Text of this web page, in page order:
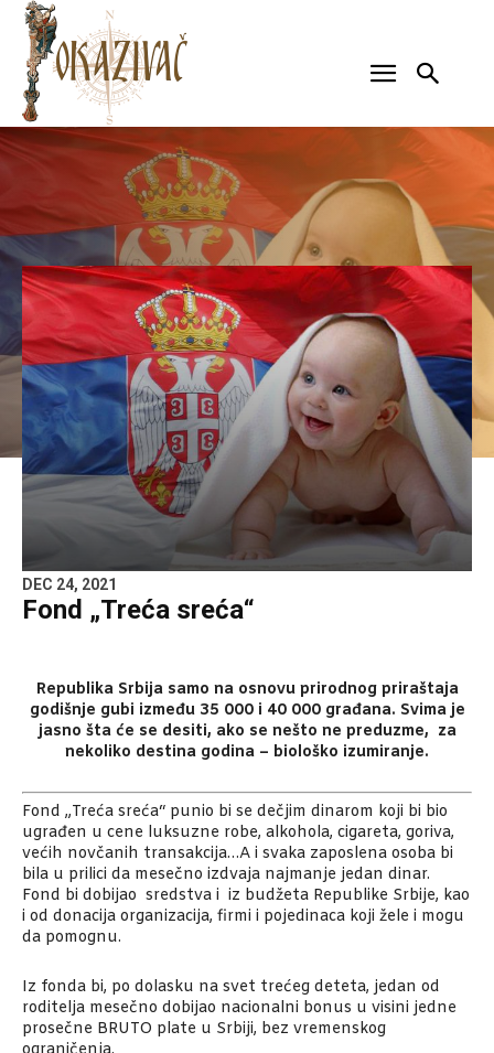
DEC 24, 2021
Fond „Treća sreća“
Republika Srbija samo na osnovu prirodnog priraštaja
godišnje gubi između 35 000 i 40 000 građana. Svima je
jasno šta će se desiti, ako se nešto ne preduzme, za
nekoliko destina godina – biološko izumiranje.
Fond „Treća sreća“ punio bi se dečjim dinarom koji bi bio
ugrađen u cene luksuzne robe, alkohola, cigareta, goriva,
većih novčanih transakcija…A i svaka zaposlena osoba bi
bila u prilici da mesečno izdvaja najmanje jedan dinar.
Fond bi dobijao sredstva i iz budžeta Republike Srbije, kao
i od donacija organizacija, firmi i pojedinaca koji žele i mogu
da pomognu.
Iz fonda bi, po dolasku na svet trećeg deteta, jedan od
roditelja mesečno dobijao nacionalni bonus u visini jedne
prosečne BRUTO plate u Srbiji, bez vremenskog